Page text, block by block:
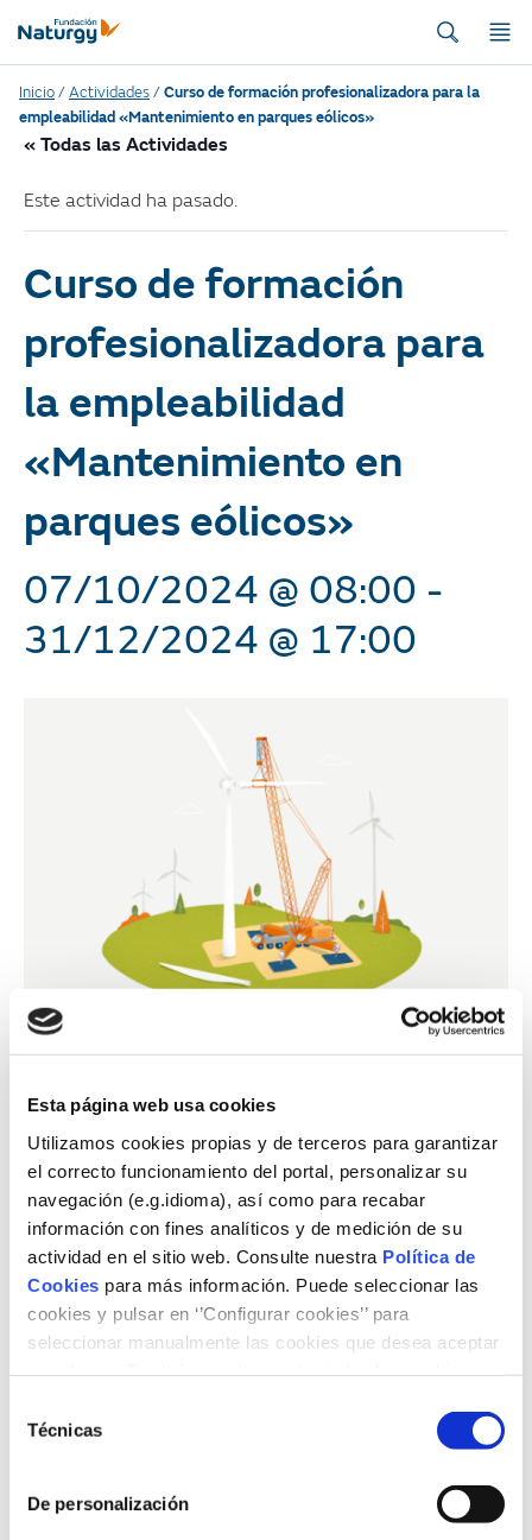
Esta página web usa cookies
Utilizamos cookies propias y de terceros para garantizar
el correcto funcionamiento del portal, personalizar su
navegación (e.g.idioma), así como para recabar
información con fines analíticos y de medición de su
actividad en el sitio web. Consulte nuestra Política de
Cookies para más información. Puede seleccionar las
cookies y pulsar en ‘’Configurar cookies’’ para
seleccionar manualmente las cookies que desea aceptar
Técnicas
De personalización
Inicio/Actividades/Curso de formación profesionalizadora para la
empleabilidad «Mantenimiento en parques eólicos»
« Todas las Actividades
Este actividad ha pasado.
Curso de formación
profesionalizadora para
la empleabilidad
«Mantenimiento en
parques eólicos»
07/10/2024 @ 08:00 -
31/12/2024 @ 17:00
Fundación Naturgy impulsa una nueva edición del curso
mantenimiento de parques eólicos.
Este curso está certificado por Fundación Naturgy y la
Universidad Politécnica de Madrid (UPM), en
colaboración con la Plataforma por el Empleo y el
Emprendimiento Verde.
Los destinatarios son preferentemente personas en
situación de desempleo que quieran adquirir
competencias profesionales en el sector de la energía
eólica, dotándoles de habilidades para el correcto
desempeño en el mantenimiento de parques eólicos y